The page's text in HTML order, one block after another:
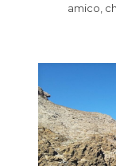
amico,